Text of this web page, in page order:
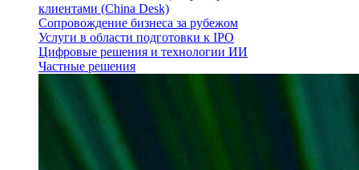
клиентами (China Desk)
Сопровождение бизнеса за рубежом
Услуги в области подготовки к IPO
Цифровые решения и технологии ИИ
Частные решения